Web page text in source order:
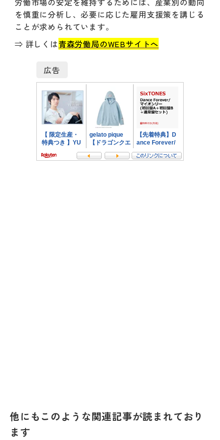
を慎重に分析し、必要に応じた雇用支援策を講じる
ことが求められています。
⇒ 詳しくは青森労働局のWEBサイトへ
広告
他にもこのような関連記事が読まれており
ます